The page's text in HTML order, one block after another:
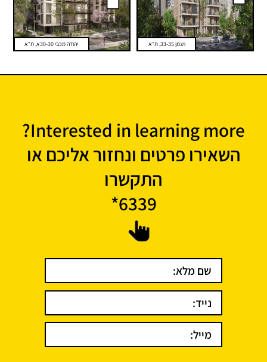
ויצמן 33-35, ת"א יהודה מכבי 30-30א, ת"א
Interested in learning more?
השאירו פרטים ונחזור אליכם או
התקשרו
6339*